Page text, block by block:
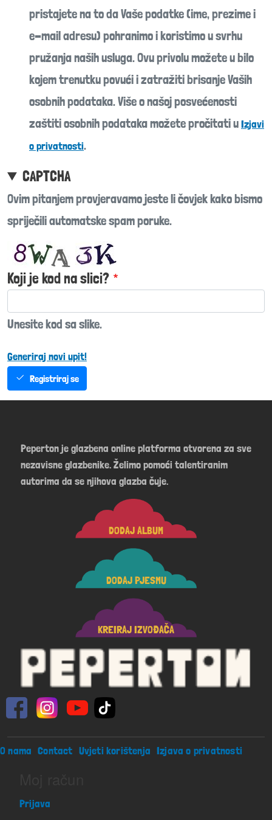
pristajete na to da Vaše podatke (ime, prezime i
e-mail adresu) pohranimo i koristimo u svrhu
pružanja naših usluga. Ovu privolu možete u bilo
kojem trenutku povući i zatražiti brisanje Vaših
osobnih podataka. Više o našoj posvećenosti
zaštiti osobnih podataka možete pročitati uIzjavi
o privatnosti.
CAPTCHA
Ovim pitanjem provjeravamo jeste li čovjek kako bismo
spriječili automatske spam poruke.
Koji je kod na slici?
Unesite kod sa slike.
Generiraj novi upit!
Registriraj se
Peperton je glazbena online platforma otvorena za sve
nezavisne glazbenike. Želimo pomoći talentiranim
autorima da se njihova glazba čuje.
DODAJ ALBUM
DODAJ PJESMU
KREIRAJ IZVOĐAČA
Footer menu
O nama Contact Uvjeti korištenja Izjava o privatnosti
Prijava